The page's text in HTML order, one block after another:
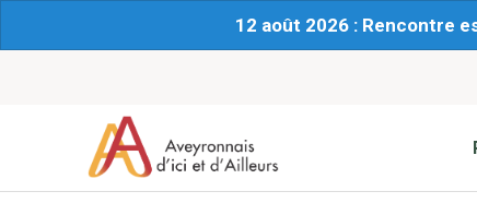
12 août 2026 : Rencontre